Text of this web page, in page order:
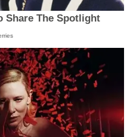
Share The Spotlight